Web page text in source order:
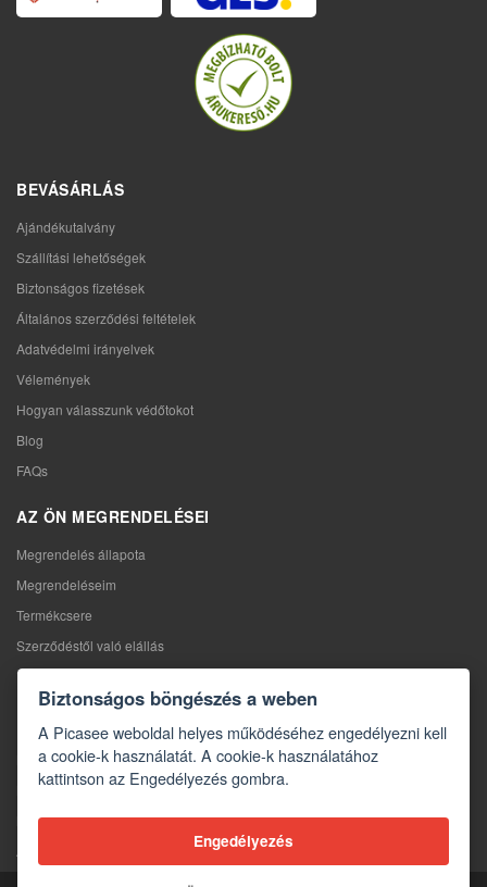
BEVÁSÁRLÁS
Ajándékutalvány
Szállítási lehetőségek
Biztonságos fizetések
Általános szerződési feltételek
Adatvédelmi irányelvek
Vélemények
Hogyan válasszunk védőtokot
Blog
FAQs
AZ ÖN MEGRENDELÉSEI
Megrendelés állapota
Megrendeléseim
Termékcsere
Szerződéstől való elállás
Reklamáció
Kapcsolat
Kapcsolatfelvételi űrlap
Nagykereskedelem
A média rólunk
Biztonságos böngészés a weben
A Picasee weboldal helyes működéséhez engedélyezni kell
a cookie-k használatát. A cookie-k használatához
kattintson az Engedélyezés gombra.
Engedélyezés